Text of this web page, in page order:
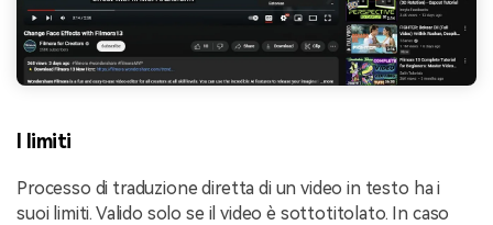
I limiti
Processo di traduzione diretta di un video in testo ha i
suoi limiti. Valido solo se il video è sottotitolato. In caso